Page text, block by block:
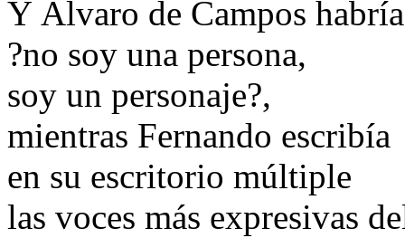
Y Álvaro de Campos
?no soy una persona,
soy un personaje?,
mientras Fernando escribía
en su escritorio múltiple
las voces más expresivas